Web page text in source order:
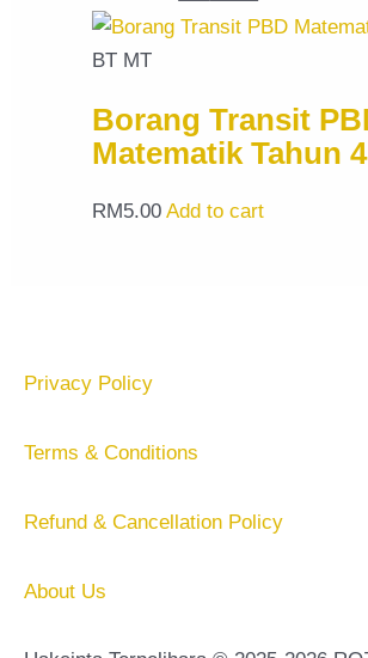
BT MT
Borang Transit
Matematik Tahun
RM5.00 Add to cart
Privacy Policy
Terms & Conditions
Refund & Cancellation Policy
About Us